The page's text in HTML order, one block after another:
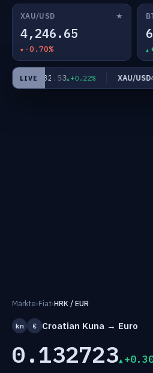
XAU/USD ★
4,246.65
-0.70%
LIVE
EUR/JPY182.53 +0.22% XAU/USD
Märkte›Fiat›HRK / EUR
kn € Croatian Kuna → Euro
0.132723